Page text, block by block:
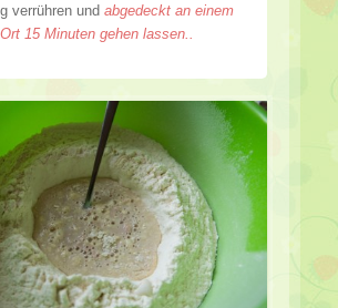
verrühren und abgedeckt an einem
15 Minuten gehen lassen..